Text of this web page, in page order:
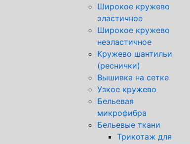
Широкое кружево
эластичное
Широкое кружево
неэластичное
Кружево шантильи
(реснички)
Вышивка на сетке
Узкое кружево
Бельевая
микрофибра
Бельевые ткани
Трикотаж для